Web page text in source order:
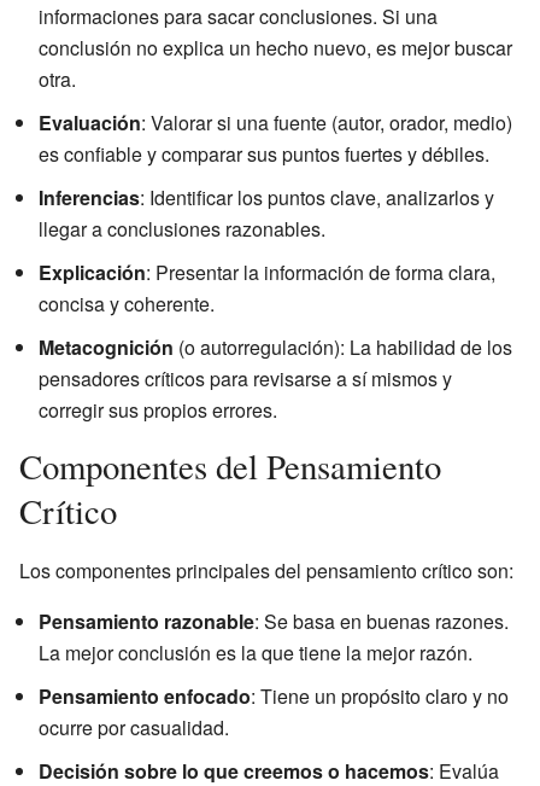
informaciones para sacar conclusiones. Si una
conclusión no explica un hecho nuevo, es mejor buscar
otra.
Evaluación: Valorar si una fuente (autor, orador, medio)
es confiable y comparar sus puntos fuertes y débiles.
Inferencias: Identificar los puntos clave, analizarlos y
llegar a conclusiones razonables.
Explicación: Presentar la información de forma clara,
concisa y coherente.
Metacognición (o autorregulación): La habilidad de los
pensadores críticos para revisarse a sí mismos y
corregir sus propios errores.
Componentes del Pensamiento
Crítico
Los componentes principales del pensamiento crítico son:
Pensamiento razonable: Se basa en buenas razones.
La mejor conclusión es la que tiene la mejor razón.
Pensamiento enfocado: Tiene un propósito claro y no
ocurre por casualidad.
Decisión sobre lo que creemos o hacemos: Evalúa